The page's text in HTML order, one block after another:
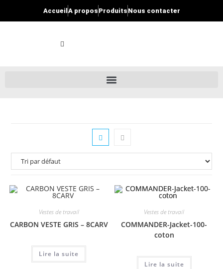
Accueil A propos Produits Nous contacter
Vestes de travail
CARBON VESTE GRIS – 8CARV
Lire la suite
Vestes de travail
COMMANDER-Jacket-100-
coton
Lire la suite